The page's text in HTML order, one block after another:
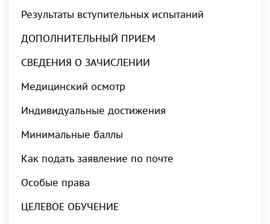
Результаты вступительных испытаний
ДОПОЛНИТЕЛЬНЫЙ ПРИЕМ
СВЕДЕНИЯ О ЗАЧИСЛЕНИИ
Медицинский осмотр
Индивидуальные достижения
Минимальные баллы
Как подать заявление по почте
Особые права
ЦЕЛЕВОЕ ОБУЧЕНИЕ